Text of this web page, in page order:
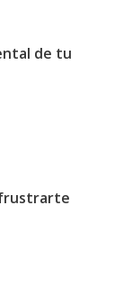
de tu